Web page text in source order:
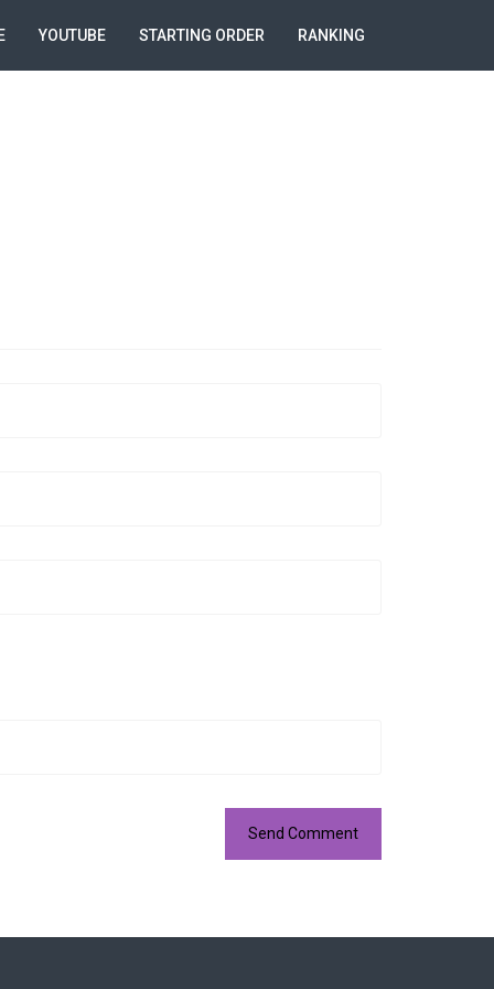
YOUTUBE STARTING ORDER RANKING